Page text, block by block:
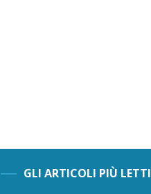
GLI ARTICOLI PIÙ LETTI